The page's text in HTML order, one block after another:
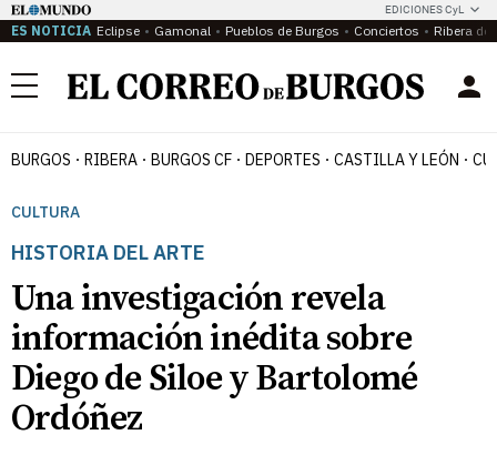
EDICIONES CyL
ES NOTICIA Eclipse Gamonal Pueblos de Burgos Conciertos Ribera del
Menú
BURGOS RIBERA BURGOS CF DEPORTES CASTILLA Y LEÓN
CULTURA
HISTORIA DEL ARTE
Una investigación revela
información inédita sobre
Diego de Siloe y Bartolomé
Ordóñez